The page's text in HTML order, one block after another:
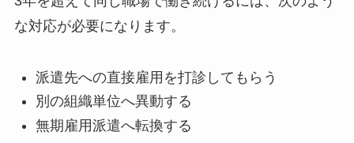
な対応が必要になります。
派遣先への直接雇用を打診してもらう
別の組織単位へ異動する
無期雇用派遣へ転換する